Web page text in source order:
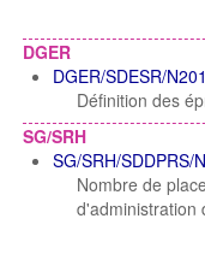
DGER
DGER/SDESR/
Définition des
SG/SRH
SG/SRH/SDDPRS/
Nombre de
d'administration